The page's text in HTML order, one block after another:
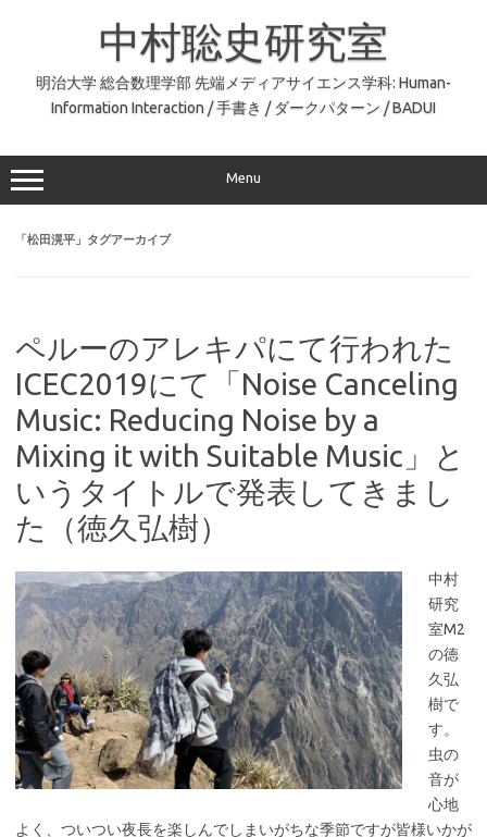
中村聡史研究室
明治大学 総合数理学部 先端メディアサイエンス学科: Human-
Information Interaction / 手書き / ダークパターン / BADUI
Menu
「松田滉平 」タグアーカイブ
ペルーのアレキパにて行われた
ICEC2019にて「Noise Canceling
Music: Reducing Noise by a
Mixing it with Suitable Music」と
いうタイトルで発表してきまし
た（徳久弘樹）
中村
研究
室M2
の徳
久弘
樹で
す。
虫の
音が
心地
よく、ついつい夜長を楽しんでしまいがちな季節ですが皆様いかが